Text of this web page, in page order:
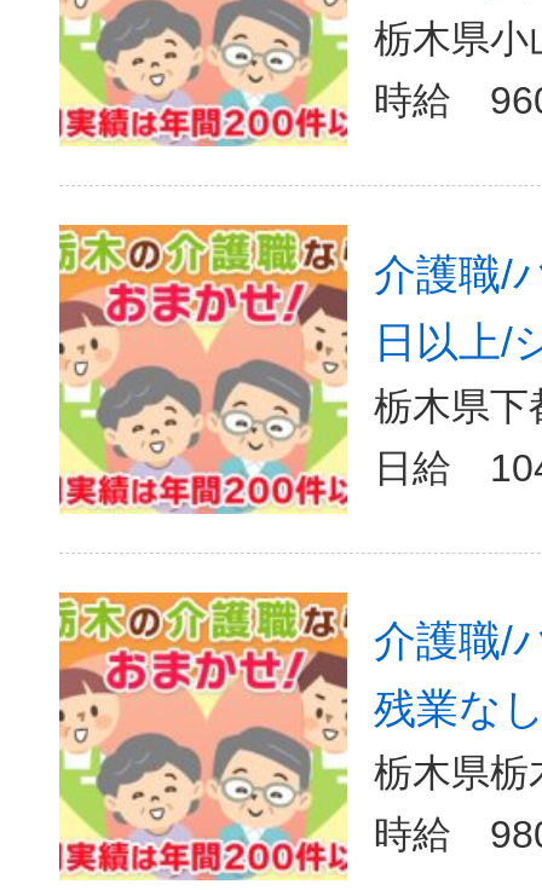
栃木県小
介護職/
日以上/
栃木県下
日給
介護職/
残業な
栃木県栃